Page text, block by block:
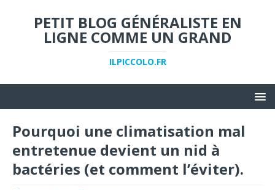
PETIT BLOG GÉNÉRALISTE EN
LIGNE COMME UN GRAND
ILPICCOLO.FR
Pourquoi une climatisation mal
entretenue devient un nid à
bactéries (et comment l’éviter).